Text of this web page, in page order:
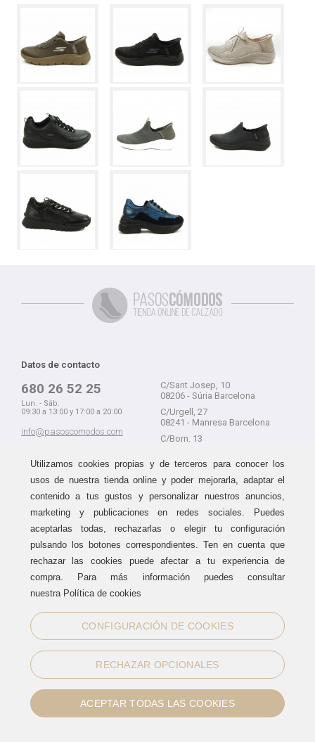
Datos de contacto
680 26 52 25
Lun. - Sáb.
09:30 a 13:00 y 17:00 a 20:00
info@pasoscomodos.com
C/Sant Josep, 10
08206 - Súria Barcelona
C/Urgell, 27
08241 - Manresa Barcelona
C/Born, 13
Guía de compra
Métodos de envío
Área de clientes
Devolución sin problemas
Haz tus compras sin miedo a
equivocarte:
aceptamos devolucionesdurante
15 días.
Sellos de confianza
Utilizamos cookies propias y de terceros para conocer los
usos de nuestra tienda online y poder mejorarla, adaptar el
contenido a tus gustos y personalizar nuestros anuncios,
marketing y publicaciones en redes sociales. Puedes
aceptarlas todas, rechazarlas o elegir tu configuración
pulsando los botones correspondientes. Ten en cuenta que
rechazar las cookies puede afectar a tu experiencia de
compra. Para más información puedes consultar
nuestra Política de cookies
CONFIGURACIÓN DE COOKIES
RECHAZAR OPCIONALES
ACEPTAR TODAS LAS COOKIES